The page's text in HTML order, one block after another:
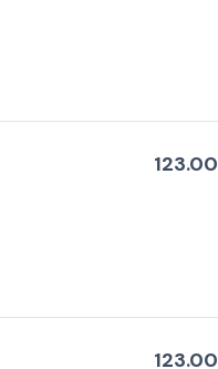
123.00
123.00